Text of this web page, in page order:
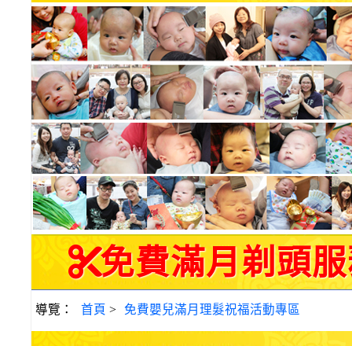
免費滿月剃頭服
導覽： 首頁 > 免費嬰兒滿月理髮祝福活動專區